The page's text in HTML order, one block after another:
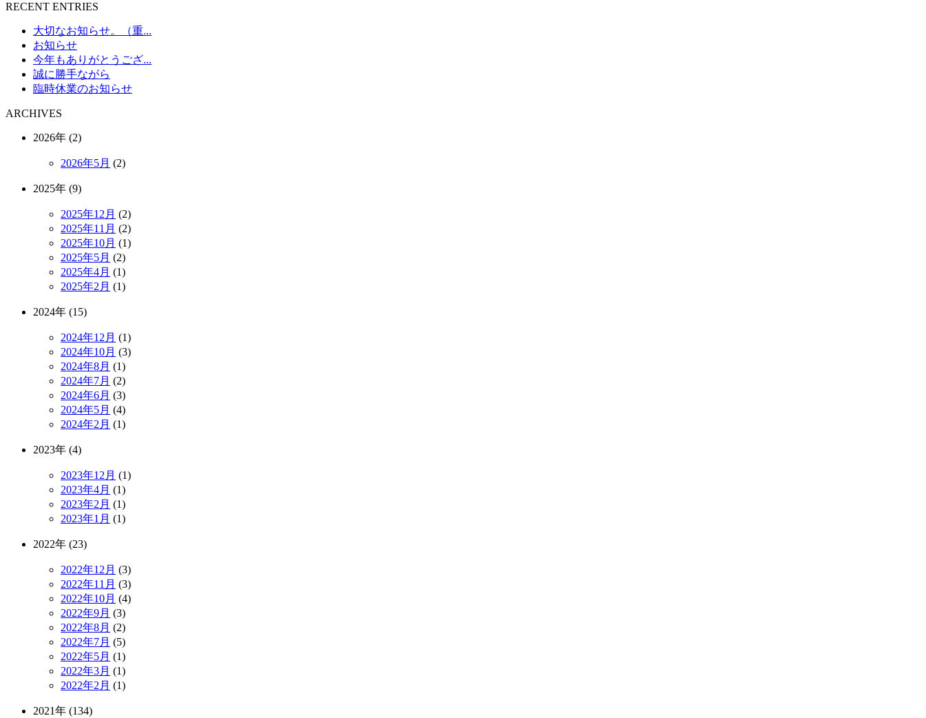
RECENT ENTRIES
大切なお知らせ。（重...
お知らせ
今年もありがとうござ...
誠に勝手ながら
臨時休業のお知らせ
ARCHIVES
2026年 (2)
2026年5月 (2)
2025年 (9)
2025年12月 (2)
2025年11月 (2)
2025年10月 (1)
2025年5月 (2)
2025年4月 (1)
2025年2月 (1)
2024年 (15)
2024年12月 (1)
2024年10月 (3)
2024年8月 (1)
2024年7月 (2)
2024年6月 (3)
2024年5月 (4)
2024年2月 (1)
2023年 (4)
2023年12月 (1)
2023年4月 (1)
2023年2月 (1)
2023年1月 (1)
2022年 (23)
2022年12月 (3)
2022年11月 (3)
2022年10月 (4)
2022年9月 (3)
2022年8月 (2)
2022年7月 (5)
2022年5月 (1)
2022年3月 (1)
2022年2月 (1)
2021年 (134)